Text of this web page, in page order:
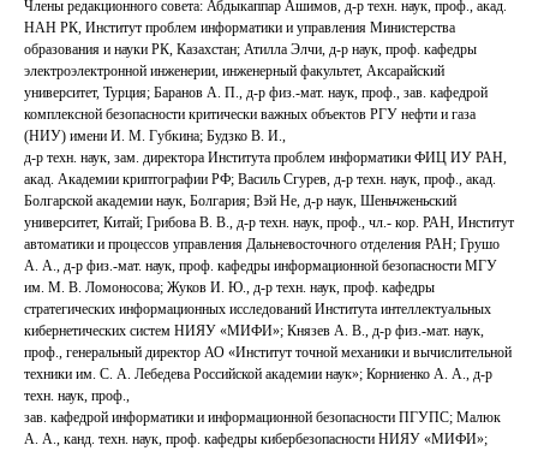
Члены редакционного совета: Абдыкаппар Ашимов, д-р техн. наук, проф., акад.
НАН РК, Институт проблем информатики и управления Министерства
образования и науки РК, Казахстан; Атилла Элчи, д-р наук, проф. кафедры
электроэлектронной инженерии, инженерный факультет, Аксарайский
университет, Турция; Баранов А. П., д-р физ.-мат. наук, проф., зав. кафедрой
комплексной безопасности критически важных объектов РГУ нефти и газа
(НИУ) имени И. М. Губкина; Будзко В. И.,
д-р техн. наук, зам. директора Института проблем информатики ФИЦ ИУ РАН,
акад. Академии криптографии РФ; Василь Сгурев, д-р техн. наук, проф., акад.
Болгарской академии наук, Болгария; Вэй Не, д-р наук, Шеньчженьский
университет, Китай; Грибова В. В., д-р техн. наук, проф., чл.‑ кор. РАН, Институт
автоматики и процессов управления Дальневосточного отделения РАН; Грушо
А. А., д-р физ.-мат. наук, проф. кафедры информационной безопасности МГУ
им. М. В. Ломоносова; Жуков И. Ю., д-р техн. наук, проф. кафедры
стратегических информационных исследований Института интеллектуальных
кибернетических систем НИЯУ «МИФИ»; Князев А. В., д-р физ.-мат. наук,
проф., генеральный директор АО «Институт точной механики и вычислительной
техники им. С. А. Лебедева Российской академии наук»; Корниенко А. А., д-р
техн. наук, проф.,
зав. кафедрой информатики и информационной безопасности ПГУПС; Малюк
А. А., канд. техн. наук, проф. кафедры кибербезопасности НИЯУ «МИФИ»;